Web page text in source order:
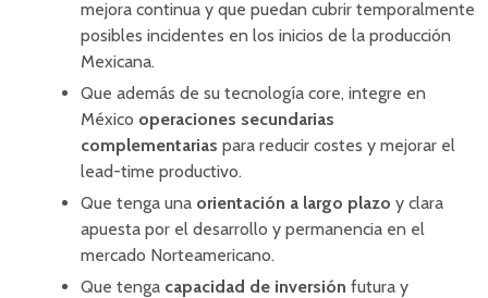
mejora continua y que puedan cubrir temporalmente
posibles incidentes en los inicios de la producción
Mexicana.
Que además de su tecnología core, integre en
México operaciones secundarias
complementarias para reducir costes y mejorar el
lead-time productivo.
Que tenga una orientación a largo plazo y clara
apuesta por el desarrollo y permanencia en el
mercado Norteamericano.
Que tenga capacidad de inversión futura y